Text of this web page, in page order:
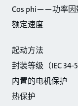
Cos phi——功率因
额定速度
起动方法
封装等级（IEC 34-5
内置的电机保护
热保护